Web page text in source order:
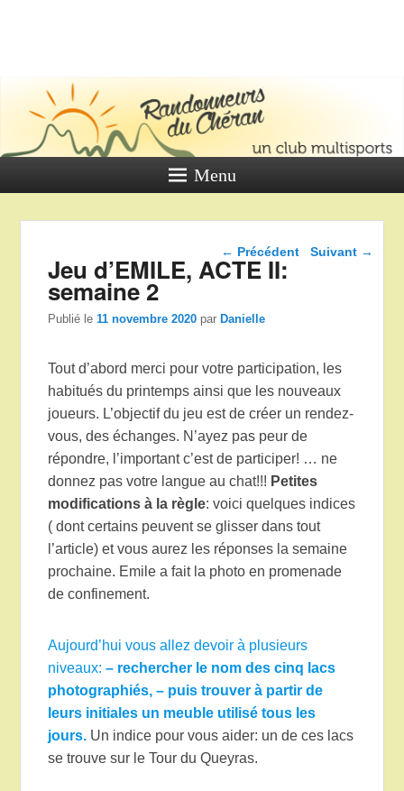
DU
Un club multi sports
Menu
Navigation dans les
← Précédent Suivant →
Jeu d’EMILE, ACTE II:
semaine 2
Publié le11 novembre 2020 parDanielle
Tout d’abord merci pour votre participation, les
habitués du printemps ainsi que les nouveaux
joueurs. L’objectif du jeu est de créer un rendez-
vous, des échanges. N’ayez pas peur de
répondre, l’important c’est de participer! … ne
donnez pas votre langue au chat!!! Petites
modifications à la règle: voici quelques indices
( dont certains peuvent se glisser dans tout
l’article) et vous aurez les réponses la semaine
prochaine. Emile a fait la photo en promenade
de confinement.
Aujourd’hui vous allez devoir à plusieurs
niveaux:– rechercher le nom des cinq lacs
photographiés, – puis trouver à partir de
leurs initiales un meuble utilisé tous les
jours. Un indice pour vous aider: un de ces lacs
se trouve sur le Tour du Queyras.